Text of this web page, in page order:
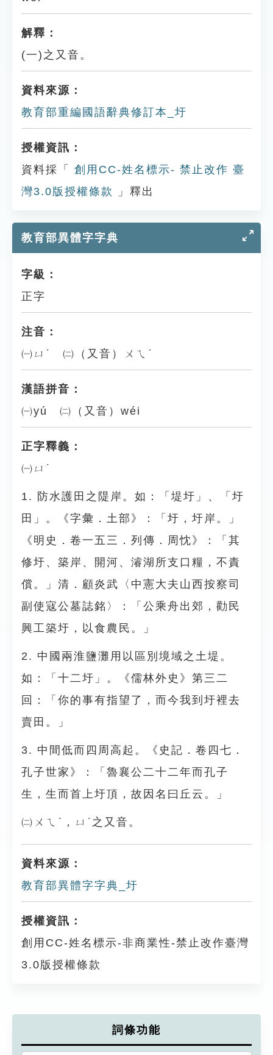
解釋：
(一)之又音。
資料來源：
教育部重編國語辭典修訂本_圩
授權資訊：
資料採「
創用CC-姓名標示- 禁止改作 臺
灣3.0版授權條款
」釋出
教育部異體字字典
字級：
正字
注音：
㈠ㄩˊ ㈡（又音）ㄨㄟˊ
漢語拼音：
㈠yú ㈡（又音）wéi
正字釋義：
㈠ㄩˊ
1. 防水護田之隄岸。如：「堤圩」、「圩
田」。《字彙．土部》：「圩，圩岸。」
《明史．卷一五三．列傳．周忱》：「其
修圩、築岸、開河、濬湖所支口糧，不責
償。」清．顧炎武〈中憲大夫山西按察司
副使寇公墓誌銘〉：「公乘舟出郊，勸民
興工築圩，以食農民。」
2. 中國兩淮鹽灘用以區別境域之土堤。
如：「十二圩」。《儒林外史》第三二
回：「你的事有指望了，而今我到圩裡去
賣田。」
3. 中間低而四周高起。《史記．卷四七．
孔子世家》：「魯襄公二十二年而孔子
生，生而首上圩頂，故因名曰丘云。」
㈡ㄨㄟˊ，ㄩˊ之又音。
資料來源：
教育部異體字字典_圩
授權資訊：
創用CC-姓名標示-非商業性-禁止改作臺灣
3.0版授權條款
詞條功能